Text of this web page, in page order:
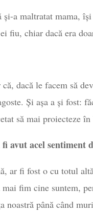
a maltratat mama,
fiu, chiar dacă era
dacă le facem să
Și așa a și fost:
să mai proiecteze în
avut acel sentiment
ar fi fost o cu totul
fim cine suntem,
noastră până când